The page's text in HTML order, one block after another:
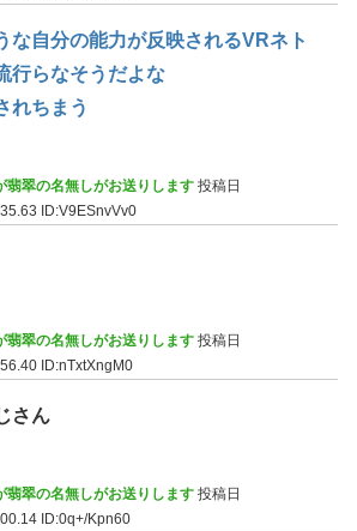
な自分の能力が反映されるVRネト
行らなそうだよな
れちまう
翡翠の名無しがお送りします 投稿日
ID:V9ESnvVv0
翡翠の名無しがお送りします 投稿日
ID:nTxtXngM0
さん
翡翠の名無しがお送りします 投稿日
ID:0q+/Kpn60